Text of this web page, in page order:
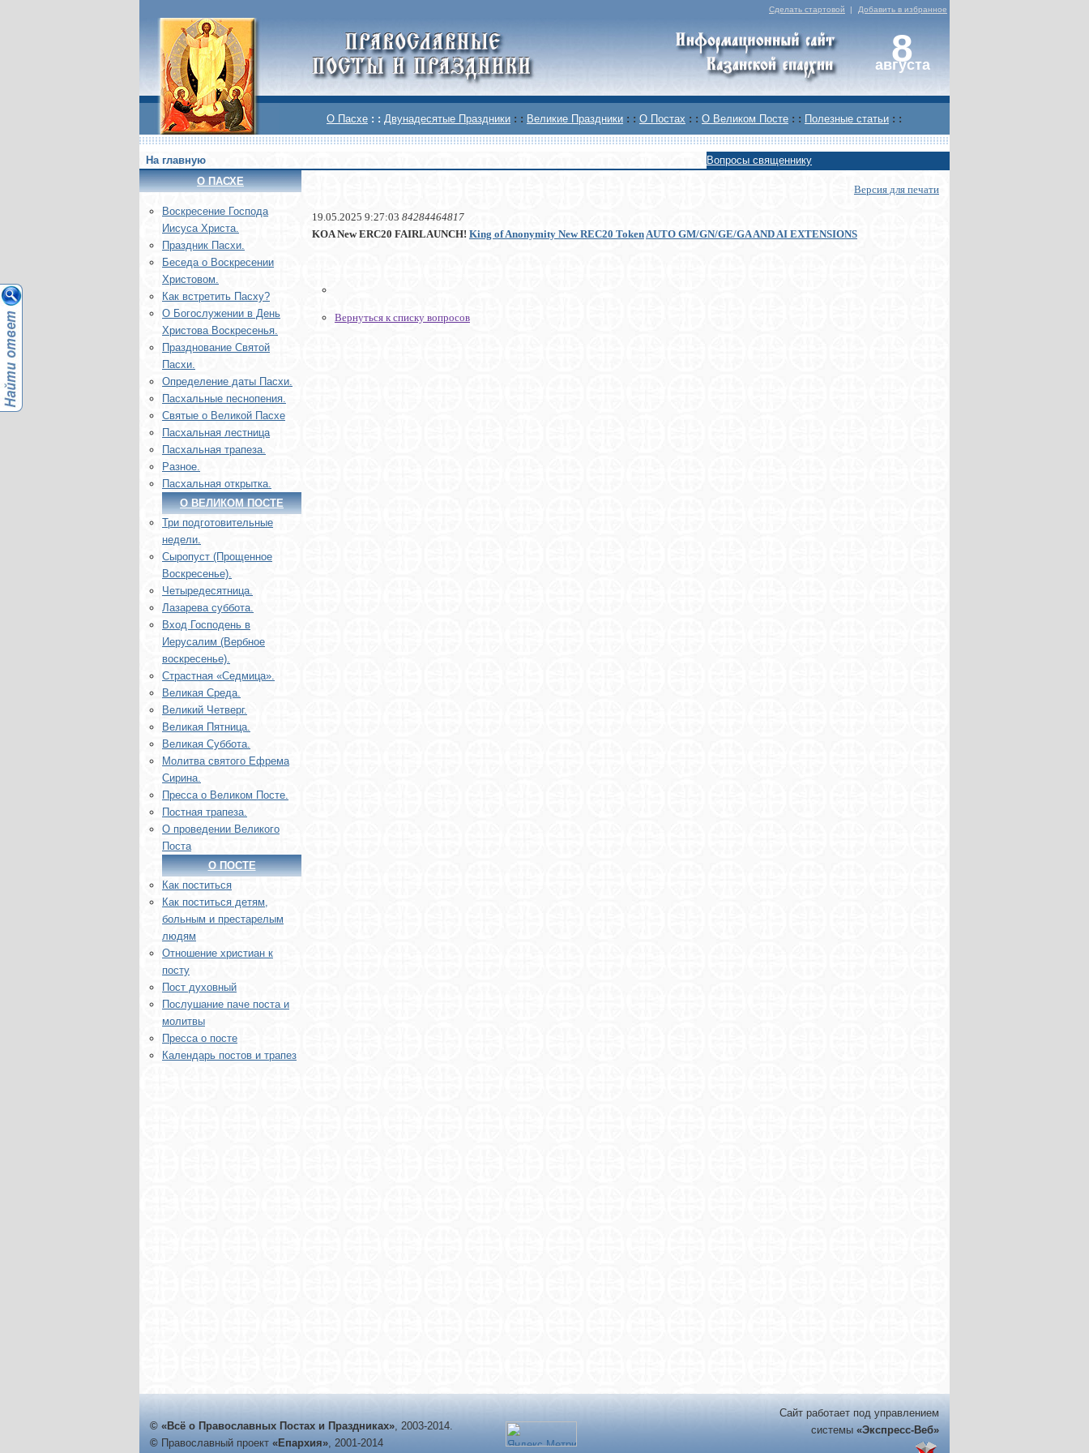
Сделать стартовой | Добавить в избранное
8
августа
О Пасхе : : Двунадесятые Праздники : : Великие Праздники : : О Постах : : О Великом Посте : : Полезные статьи : :
На главную
Вопросы священнику
О ПАСХЕ
Воскреcение Господа
Иисуса Христа.
Праздник Пасхи.
Беседа о Воскресении
Христовом.
Как встретить Пасху?
О Богослужении в День
Христова Воскресенья.
Празднование Святой
Пасхи.
Определение даты Пасхи.
Пасхальные песнопения.
Святые о Великой Пасхе
Пасхальная лестница
Пасхальная трапеза.
Разное.
Пасхальная открытка.
О ВЕЛИКОМ ПОСТЕ
Три подготовительные
недели.
Сыропуст (Прощенное
Воскресенье).
Четыредесятница.
Лазарева суббота.
Вход Господень в
Иерусалим (Вербное
воскресенье).
Страстная «Седмица».
Великая Среда.
Великий Четверг.
Великая Пятница.
Великая Суббота.
Молитва святого Ефрема
Сирина.
Пресса о Великом Посте.
Постная трапеза.
О проведении Великого
Поста
О ПОСТЕ
Как поститься
Как поститься детям,
больным и престарелым
людям
Отношение христиан к
посту
Пост духовный
Послушание паче поста и
молитвы
Пресса о посте
Календарь постов и трапез
Версия для печати
19.05.2025 9:27:03 84284464817
KOA New ERC20 FAIRLAUNCH! King of Anonymity New REC20 TokenAUTO GM/GN/GE/GA AND AI EXTENSIONS
Вернуться к списку вопросов
© «Всё о Православных Постах и Праздниках», 2003-2014.
© Православный проект «Епархия», 2001-2014
Сайт работает под управлением
системы «Экспресс-Веб»